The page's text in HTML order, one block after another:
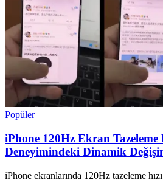
Popüler
iPhone 120Hz Ekran Tazeleme
Deneyimindeki Dinamik
iPhone ekranlarında 120Hz tazeleme